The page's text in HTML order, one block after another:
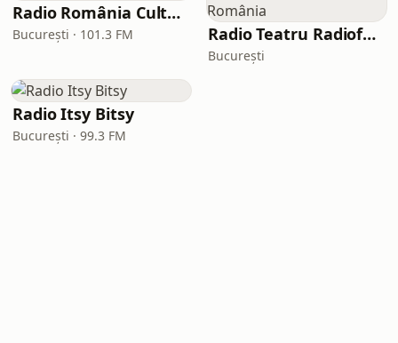
Radio România Cultural
București · 101.3 FM Radio Teatru Radiofonic România
București
Radio Itsy Bitsy
București · 99.3 FM